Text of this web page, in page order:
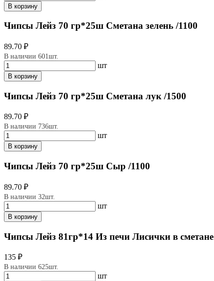
В корзину
Чипсы Лейз 70 гр*25ш Сметана зелень /1100
89.70 ₽
В наличии 601шт.
шт
В корзину
Чипсы Лейз 70 гр*25ш Сметана лук /1500
89.70 ₽
В наличии 736шт.
шт
В корзину
Чипсы Лейз 70 гр*25ш Сыр /1100
89.70 ₽
В наличии 32шт.
шт
В корзину
Чипсы Лейз 81гр*14 Из печи Лисички в сметане
135 ₽
В наличии 625шт.
шт